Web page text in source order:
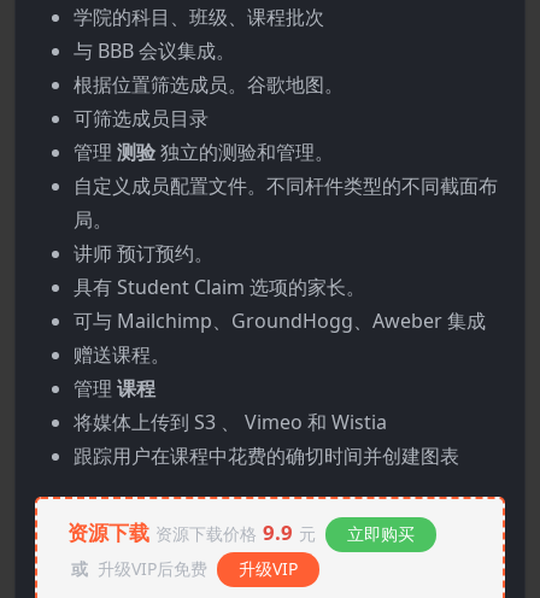
学院的科目、班级、课程批次
与 BBB 会议集成。
根据位置筛选成员。谷歌地图。
可筛选成员目录
管理 测验独立的测验和管理。
自定义成员配置文件。不同杆件类型的不同截面布
局。
讲师 预订预约。
具有 Student Claim 选项的家长。
可与 Mailchimp、GroundHogg、Aweber 集成
赠送课程。
管理 课程
将媒体上传到 S3 、 Vimeo 和 Wistia
跟踪用户在课程中花费的确切时间并创建图表
资源下载 资源下载价格 9.9 元
立即购买
或 升级VIP后免费 升级VIP